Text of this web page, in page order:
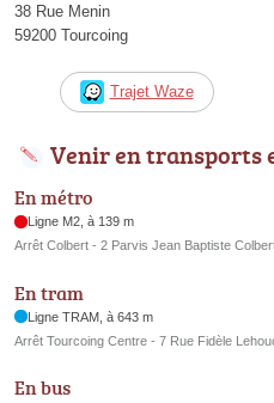
38 Rue Menin
59200 Tourcoing
Trajet Waze
Venir en transports
En métro
Ligne M2, à 139 m
Arrêt Colbert - 2 Parvis Jean Baptiste
En tram
Ligne TRAM, à 643 m
Arrêt Tourcoing Centre - 7 Rue Fidèle
En bus